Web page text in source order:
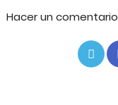
Hacer un comentario